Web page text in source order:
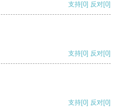
支持[0] 反对[0]
支持[0] 反对[0]
支持[0] 反对[0]